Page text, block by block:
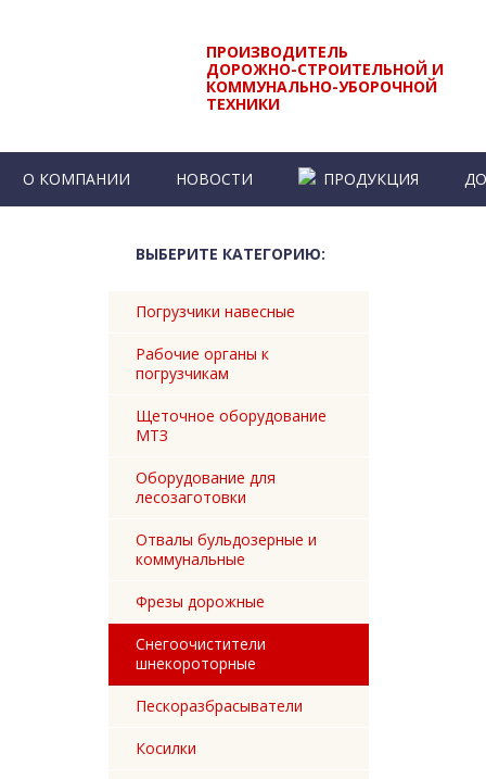
ПРОИЗВОДИТЕЛЬ
ДОРОЖНО-СТРОИТЕЛЬНОЙ И
КОММУНАЛЬНО-УБОРОЧНОЙ
ТЕХНИКИ
О КОМПАНИИ НОВОСТИ ПРОДУКЦИЯ
ВЫБЕРИТЕ КАТЕГОРИЮ:
Погрузчики навесные
Рабочие органы к
погрузчикам
Щеточное оборудование
МТЗ
Оборудование для
лесозаготовки
Отвалы бульдозерные и
коммунальные
Фрезы дорожные
Снегоочистители
шнекороторные
Пескоразбрасыватели
Косилки